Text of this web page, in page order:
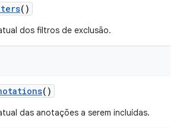
()
dos filtros de exclusão.
()
das anotações a serem incluídas.